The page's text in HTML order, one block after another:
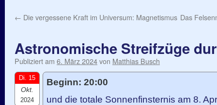
← Die vergessene Kraft im Universum: Magnetismus Das
Astronomische Streifzüge
Publiziert am 6. März 2024von Matthias Busch
Di. 15
Okt.
2024
Beginn: 20:00
und die totale Sonnenfinsternis am 8.